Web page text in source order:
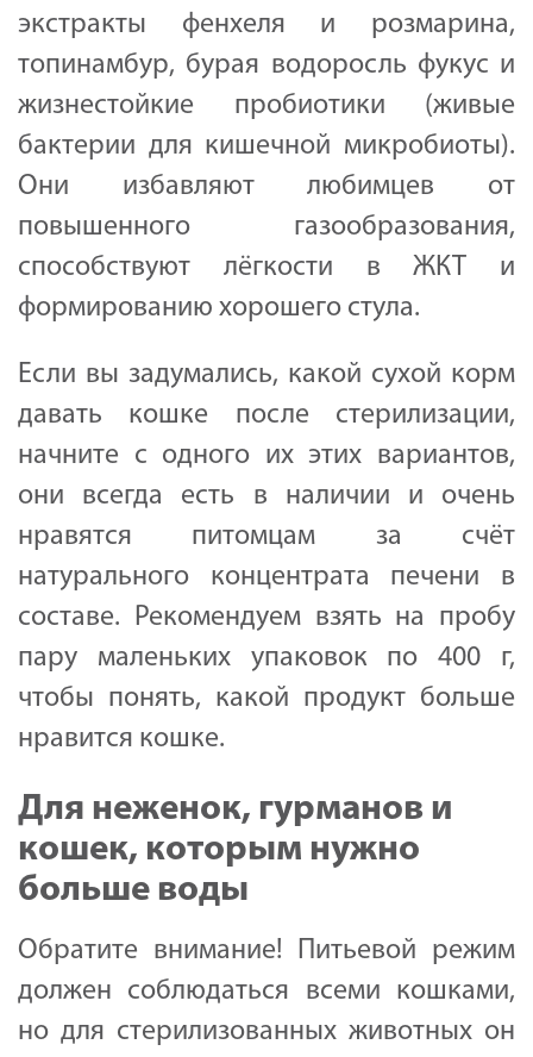
экстракты фенхеля и розмарина,
топинамбур, бурая водоросль фукус и
жизнестойкие пробиотики (живые
бактерии для кишечной микробиоты).
Они избавляют любимцев от
повышенного газообразования,
способствуют лёгкости в ЖКТ и
формированию хорошего стула.
Если вы задумались, какой сухой корм
давать кошке после стерилизации,
начните с одного их этих вариантов,
они всегда есть в наличии и очень
нравятся питомцам за счёт
натурального концентрата печени в
составе. Рекомендуем взять на пробу
пару маленьких упаковок по 400 г,
чтобы понять, какой продукт больше
нравится кошке.
Для неженок, гурманов и
кошек, которым нужно
больше воды
Обратите внимание! Питьевой режим
должен соблюдаться всеми кошками,
но для стерилизованных животных он